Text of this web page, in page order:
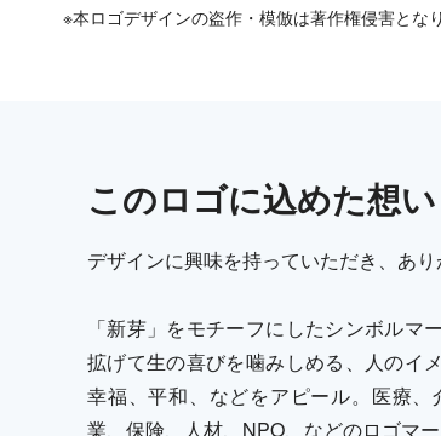
※本ロゴデザインの盗作・模倣は著作権侵害とな
このロゴに込めた想い
デザインに興味を持っていただき、あり
「新芽」をモチーフにしたシンボル
拡げて生の喜びを噛みしめる、人のイ
幸福、平和、などをアピール。医療
業、保険、人材、NPO、などのロゴマ